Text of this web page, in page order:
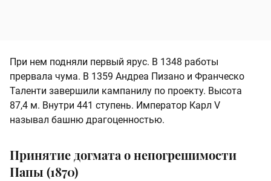
При нем подняли первый ярус. В 1348 работы
прервала чума. В 1359 Андреа Пизано и Франческо
Таленти завершили кампанилу по проекту. Высота
87,4 м. Внутри 441 ступень. Император Карл V
называл башню драгоценностью.
Принятие догмата о непогрешимости
Папы (1870)